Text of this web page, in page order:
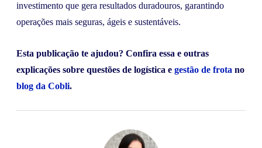
investimento que gera resultados duradouros, garantindo
operações mais seguras, ágeis e sustentáveis.
Esta publicação te ajudou? Confira essa e outras
explicações sobre questões de logística e gestão de frota no
blog da Cobli.